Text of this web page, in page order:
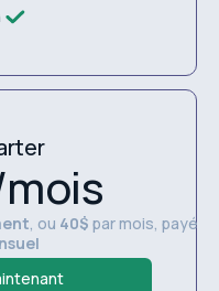
, ou 40$ par mois, payé